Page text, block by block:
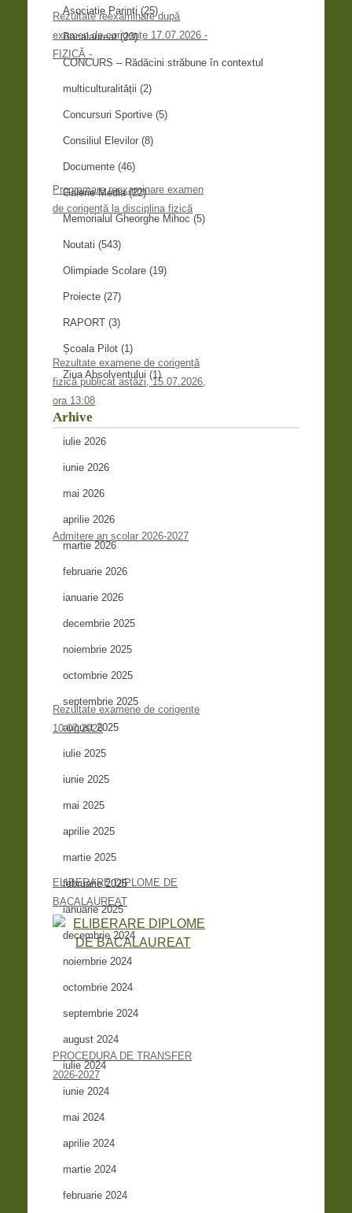
Rezultate reexaminare după
examen de corigențe 17.07.2026 -
FIZICĂ -
Programare reexaminare examen
de corigență la disciplina fizică
Rezultate examene de corigență
fizică publicat astăzi, 15.07.2026,
ora 13:08
Admitere an școlar 2026-2027
Rezultate examene de corigențe
10.07.2026
ELIBERARE DIPLOME DE
BACALAUREAT
PROCEDURA DE TRANSFER
2026-2027
Asociatie Parinti (25)
Bacalaureat(23)
CONCURS – Rădăcini străbune în contextul
multiculturalității (2)
Concursuri Sportive (5)
Consiliul Elevilor (8)
Documente (46)
Galerie Media(22)
Memorialul Gheorghe Mihoc (5)
Noutati (543)
Olimpiade Scolare (19)
Proiecte (27)
RAPORT (3)
Școala Pilot (1)
Ziua Absolventului (1)
Arhive
iulie 2026
iunie 2026
mai 2026
aprilie 2026
martie 2026
februarie 2026
ianuarie 2026
decembrie 2025
noiembrie 2025
octombrie 2025
septembrie 2025
august 2025
iulie 2025
iunie 2025
mai 2025
aprilie 2025
martie 2025
februarie 2025
ianuarie 2025
decembrie 2024
noiembrie 2024
octombrie 2024
septembrie 2024
august 2024
iulie 2024
iunie 2024
mai 2024
aprilie 2024
martie 2024
februarie 2024